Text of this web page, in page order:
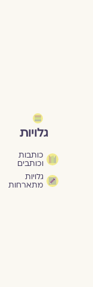
גלויות
כותבות
וכותבים
גלויות
מתארחות